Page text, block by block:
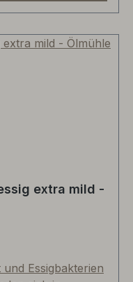
extra mild -
Essigbakterien